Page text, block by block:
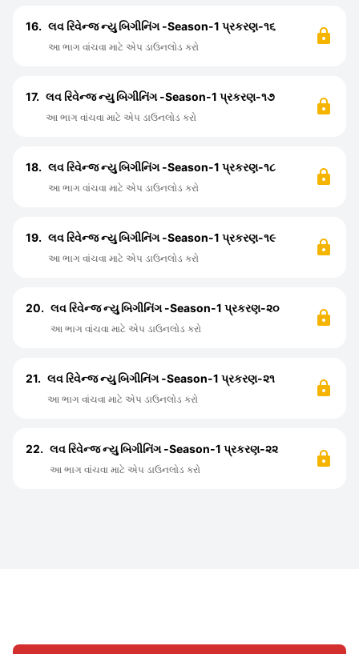
16. લવ રિવેન્જ ન્યુ બિગીનિંગ -Season-1 પ્રકરણ-૧૬
આ ભાગ વાંચવા માટે એપ ડાઉનલોડ કરો
17. લવ રિવેન્જ ન્યુ બિગીનિંગ -Season-1 પ્રકરણ-૧૭
આ ભાગ વાંચવા માટે એપ ડાઉનલોડ કરો
18. લવ રિવેન્જ ન્યુ બિગીનિંગ -Season-1 પ્રકરણ-૧૮
આ ભાગ વાંચવા માટે એપ ડાઉનલોડ કરો
19. લવ રિવેન્જ ન્યુ બિગીનિંગ -Season-1 પ્રકરણ-૧૯
આ ભાગ વાંચવા માટે એપ ડાઉનલોડ કરો
20. લવ રિવેન્જ ન્યુ બિગીનિંગ -Season-1 પ્રકરણ-૨૦
આ ભાગ વાંચવા માટે એપ ડાઉનલોડ કરો
21. લવ રિવેન્જ ન્યુ બિગીનિંગ -Season-1 પ્રકરણ-૨૧
આ ભાગ વાંચવા માટે એપ ડાઉનલોડ કરો
22. લવ રિવેન્જ ન્યુ બિગીનિંગ -Season-1 પ્રકરણ-૨૨
આ ભાગ વાંચવા માટે એપ ડાઉનલોડ કરો